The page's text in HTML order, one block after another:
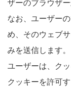
なお、ユーザー
め、そのウェブ
みを送信します。
ユーザーは、ク
クッキーを許可